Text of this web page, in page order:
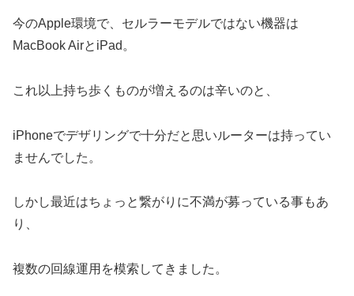
今のApple環境で、セルラーモデルではない機器は
MacBook AirとiPad。
これ以上持ち歩くものが増えるのは辛いのと、
iPhoneでデザリングで十分だと思いルーターは持ってい
ませんでした。
しかし最近はちょっと繋がりに不満が募っている事もあ
り、
複数の回線運用を模索してきました。